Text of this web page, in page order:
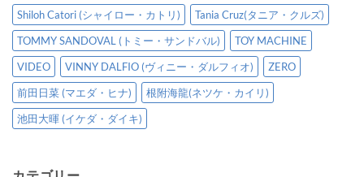
Shiloh Catori (シャイロー・カトリ)
Tania Cruz(タニア・クルズ)
TOMMY SANDOVAL (トミー・サンドバル)
TOY MACHINE
VIDEO
VINNY DALFIO (ヴィニー・ダルフィオ)
ZERO
前田日菜 (マエダ・ヒナ)
根附海龍(ネツケ・カイリ)
池田大暉 (イケダ・ダイキ)